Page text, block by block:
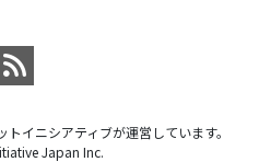
イニシアティブが運営しています。
Japan Inc.